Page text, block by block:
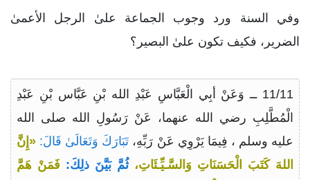
وفي السنة ورد وجوب الجماعة علىٰ الرجل الأعمىٰ
الضرير، فكيف تكون علىٰ البصير؟
11/11 ــ وَعَنْ أبِي الْعَبَّاسِ عَبْدِ الله بْنِ عَبَّاس بْنِ عَبْدِ
الْمُطَّلِبِ رضي الله عنهما، عَنْ رَسُولِ الله صلى الله
عليه وسلم ، فِيمَا يَرْوِي عَنْ رَبِّهِ، تَبَارَكَ وَتَعَالَىٰ قَالَ: «إِنَّ
اللهَ كَتَبَ الْحَسَنَاتِ وَالسَّـيِّـئَاتِ، ثُمَّ بَيَّنَ ذلِكَ: فَمَنْ هَمَّ